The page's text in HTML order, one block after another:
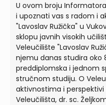
U ovom broju
i upoznati vas s radom i
"Lavoslav Ružička" u
sklopu javnih visokih
Veleučilište "Lavoslav
njemu danas studira oko
preddiplomska i jednom
stručnom studiju. O
aktivnostima i
Veleučilišta, dr. sc.